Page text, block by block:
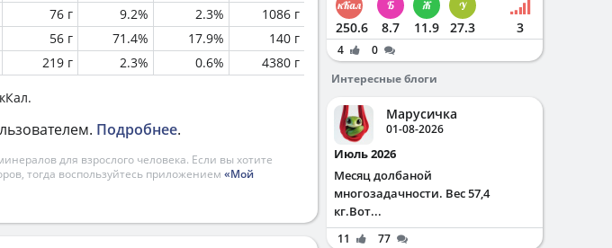
76 г 9.2% 2.3%
1086 г
56 г 71.4% 17.9%
140 г
219 г 2.3% 0.6% 4380 г
Подробнее.
для взрослого человека. Если вы хотите
тогда воспользуйтесь приложением «Мой
250.6 8.7 11.9 27.3 3
4
0
Интересные блоги
Марусичка
01-08-2026
Июль 2026
Месяц долбаной
многозадачности. Вес 57,4
кг.Вот...
11 77